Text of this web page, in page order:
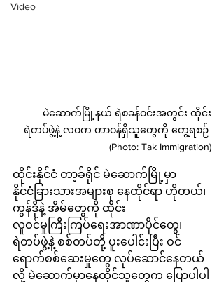
Video
မဲဆောက်မြို့နယ် ရဲစခန်ဝင်းအတွင်း ထိုင်း
ရဲတပ်ဖွဲ့နဲ့ လဝက တာဝန်ရှိသူတွေကို တွေ့ရစဉ်
(Photo: Tak Immigration)
ထိုင်းနိုင်ငံ တာ့ခ်ရိုင် မဲဆောက်မြို့မှာ
နိုင်ငံခြားသားအများစု နေထိုင်ရာ ဟိုတယ်၊
ကွန်ဒိုနဲ့ အိမ်တွေကို ထိုင်း
လူဝင်မှုကြီးကြပ်ရေးအာဏာပိုင်တွေ၊
ရဲတပ်ဖွဲ့နဲ့ စစ်တပ်တို့ ပူးပေါင်းပြီး ဝင်
ရောက်စစ်ဆေးမှုတွေ လုပ်ဆောင်နေတယ်
လို့ မဲဆောက်မှာနေထိုင်သူတွေက ပြောပါပါ